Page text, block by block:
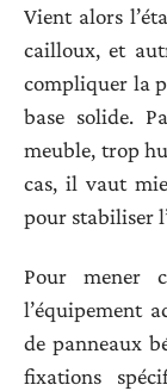
Vient alors
cailloux, et
compliquer la
base solide.
meuble, trop
cas, il vaut
pour stabiliser
Pour mener
l’équipement
de panneaux
fixations